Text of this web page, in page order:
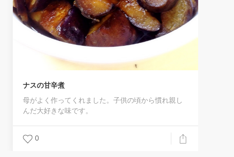
ナスの甘辛煮
母がよく作ってくれました。子供の頃から慣れ親し
んだ大好きな味です。
0